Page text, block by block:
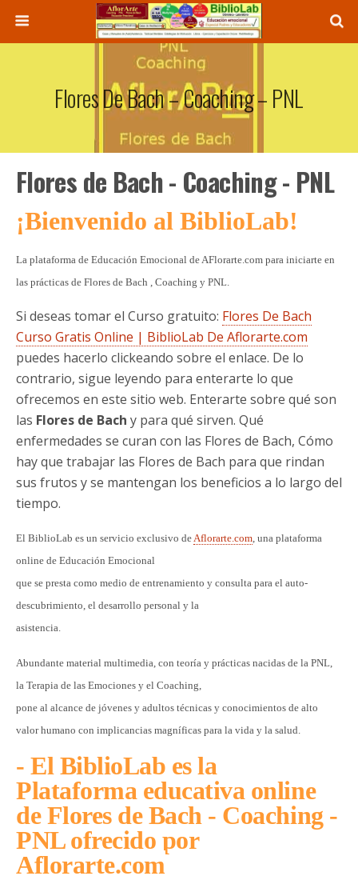
Flores De Bach – Coaching – PNL
Flores de Bach - Coaching - PNL
¡Bienvenido al BiblioLab!
La plataforma de Educación Emocional de AFlorarte.com para iniciarte en
las prácticas de Flores de Bach , Coaching y PNL.
Si deseas tomar el Curso gratuito: Flores De Bach
Curso Gratis Online | BiblioLab De Aflorarte.com
puedes hacerlo clickeando sobre el enlace. De lo
contrario, sigue leyendo para enterarte lo que
ofrecemos en este sitio web. Enterarte sobre qué son
las Flores de Bach y para qué sirven. Qué
enfermedades se curan con las Flores de Bach, Cómo
hay que trabajar las Flores de Bach para que rindan
sus frutos y se mantengan los beneficios a lo largo del
tiempo.
El BiblioLab es un servicio exclusivo deAflorarte.com, una plataforma
online de Educación Emocional
que se presta como medio de entrenamiento y consulta para el auto-
descubrimiento, el desarrollo personal y la
asistencia.
Abundante material multimedia, con teoría y prácticas nacidas de la PNL,
la Terapia de las Emociones y el Coaching,
pone al alcance de jóvenes y adultos técnicas y conocimientos de alto
valor humano con implicancias magníficas para la vida y la salud.
- El BiblioLab es la
Plataforma educativa online
de Flores de Bach - Coaching -
PNL ofrecido por
Aflorarte.com